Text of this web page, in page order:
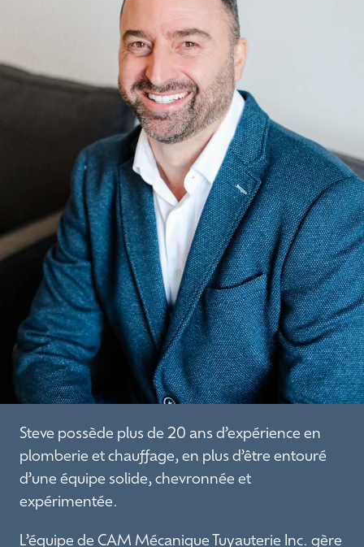
Steve possède plus de 20 ans d’expérience en
plomberie et chauffage, en plus d’être entouré
d’une équipe solide, chevronnée et
expérimentée.
L’équipe de CAM Mécanique Tuyauterie Inc. gère